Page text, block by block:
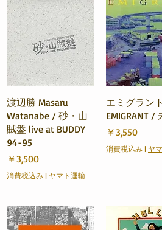
クイックビュー
渡辺勝 Masaru
Watanabe / 砂・山
賊盤 live at BUDDY
94-95
価格
￥3,500
消費税込み | ヤマト運輸
クイックビ
エミグラント
EMIGRANT /
価格
￥3,550
消費税込み| ヤ